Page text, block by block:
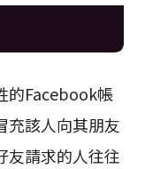
的Facebook帳
充該人向其朋友
友請求的人往往